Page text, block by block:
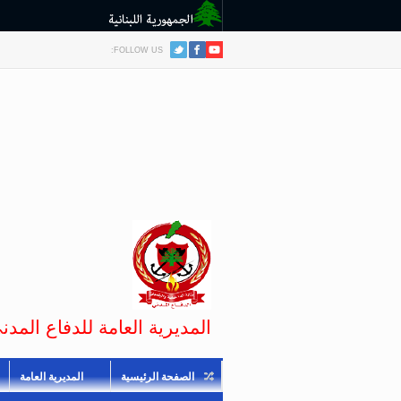
FOLLOW US:
المديرية العامة للدفاع
الصفحة الرئيسية المديرية العامة